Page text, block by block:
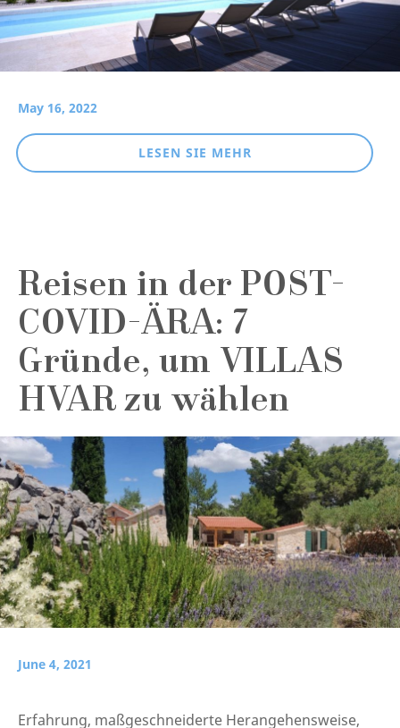
May 16, 2022
LESEN SIE MEHR
Reisen in der POST-
COVID-ÄRA: 7
Gründe, um VILLAS
HVAR zu wählen
June 4, 2021
Erfahrung, maßgeschneiderte Herangehensweise,